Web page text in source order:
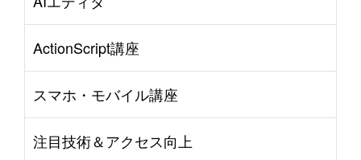
ActionScript講座
スマホ・モバイル講座
注目技術＆アクセス向上